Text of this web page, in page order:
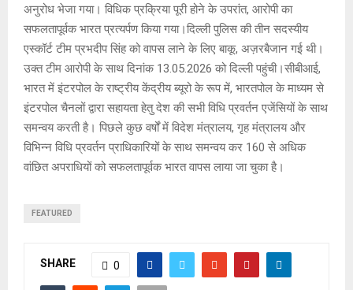
अनुरोध भेजा गया। विधिक प्रक्रिया पूरी होने के उपरांत, आरोपी का
सफलतापूर्वक भारत प्रत्यर्पण किया गया।दिल्ली पुलिस की तीन सदस्यीय
एस्कॉर्ट टीम प्रभदीप सिंह को वापस लाने के लिए बाकू, अज़रबैजान गई थी।
उक्त टीम आरोपी के साथ दिनांक 13.05.2026 को दिल्ली पहुंची।सीबीआई,
भारत में इंटरपोल के राष्ट्रीय केंद्रीय ब्यूरो के रूप में, भारतपोल के माध्यम से
इंटरपोल चैनलों द्वारा सहायता हेतु देश की सभी विधि प्रवर्तन एजेंसियों के साथ
समन्वय करती है। पिछले कुछ वर्षों में विदेश मंत्रालय, गृह मंत्रालय और
विभिन्न विधि प्रवर्तन प्राधिकारियों के साथ समन्वय कर 160 से अधिक
वांछित अपराधियों को सफलतापूर्वक भारत वापस लाया जा चुका है।
FEATURED
SHARE 0